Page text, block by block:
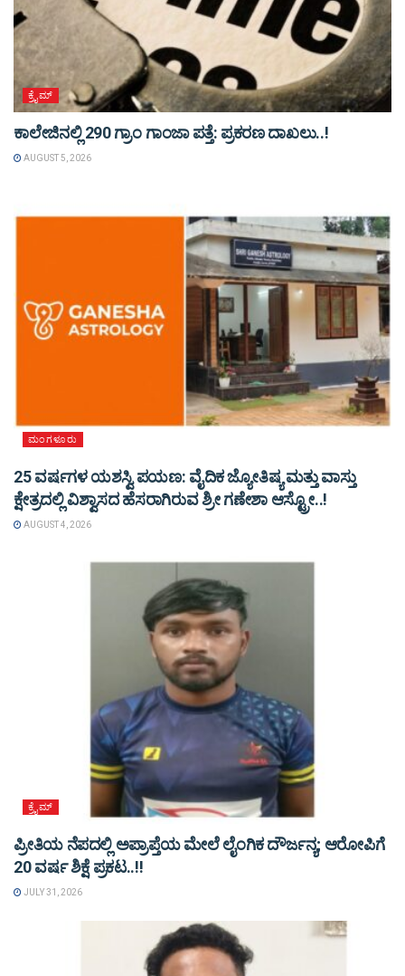
ಕ್ರೈಮ್
ಕಾಲೇಜಿನಲ್ಲಿ 290 ಗ್ರಾಂ ಗಾಂಜಾ ಪತ್ತೆ: ಪ್ರಕರಣ ದಾಖಲು..!
AUGUST 5, 2026
ಮಂಗಳೂರು
25 ವರ್ಷಗಳ ಯಶಸ್ವಿ ಪಯಣ: ವೈದಿಕ ಜ್ಯೋತಿಷ್ಯ ಮತ್ತು ವಾಸ್ತು
ಕ್ಷೇತ್ರದಲ್ಲಿ ವಿಶ್ವಾಸದ ಹೆಸರಾಗಿರುವ ಶ್ರೀ ಗಣೇಶಾ ಆಸ್ಟ್ರೋ..!
AUGUST 4, 2026
ಕ್ರೈಮ್
ಪ್ರೀತಿಯ ನೆಪದಲ್ಲಿ ಅಪ್ರಾಪ್ತೆಯ ಮೇಲೆ ಲೈಂಗಿಕ ದೌರ್ಜನ್ಯ; ಆರೋಪಿಗೆ
20 ವರ್ಷ ಶಿಕ್ಷೆ ಪ್ರಕಟ..!!
JULY 31, 2026